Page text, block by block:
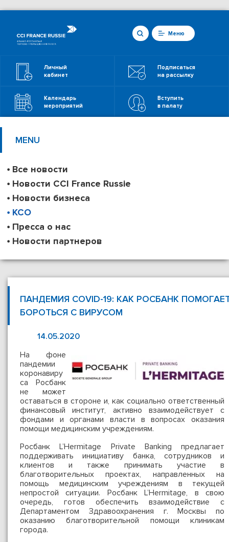
Меню
Личный
кабинет
Подписаться
на рассылку
Календарь
мероприятий
Вступить
в палату
MENU
Все новости
Новости CCI France Russie
Новости бизнеса
КСО
Пресса о нас
Новости партнеров
ПАНДЕМИЯ COVID-19: КАК РОСБАНК
БОРОТЬСЯ С ВИРУСОМ
14.05.2020
На фоне
пандемии
коронавиру
са Росбанк
не может
оставаться в стороне и, как социально ответственный
финансовый институт, активно взаимодействует с
фондами и органами власти в вопросах оказания
помощи медицинским учреждениям.
Росбанк L’Hermitage Private Banking предлагает
поддерживать инициативу банка, сотрудников и
клиентов и также принимать участие в
благотворительных проектах, направленных на
помощь медицинским учреждениям в текущей
непростой ситуации. Росбанк L’Hermitage, в свою
очередь, готов обеспечить взаимодействие с
Департаментом Здравоохранения г. Москвы по
оказанию благотворительной помощи клиникам
города.